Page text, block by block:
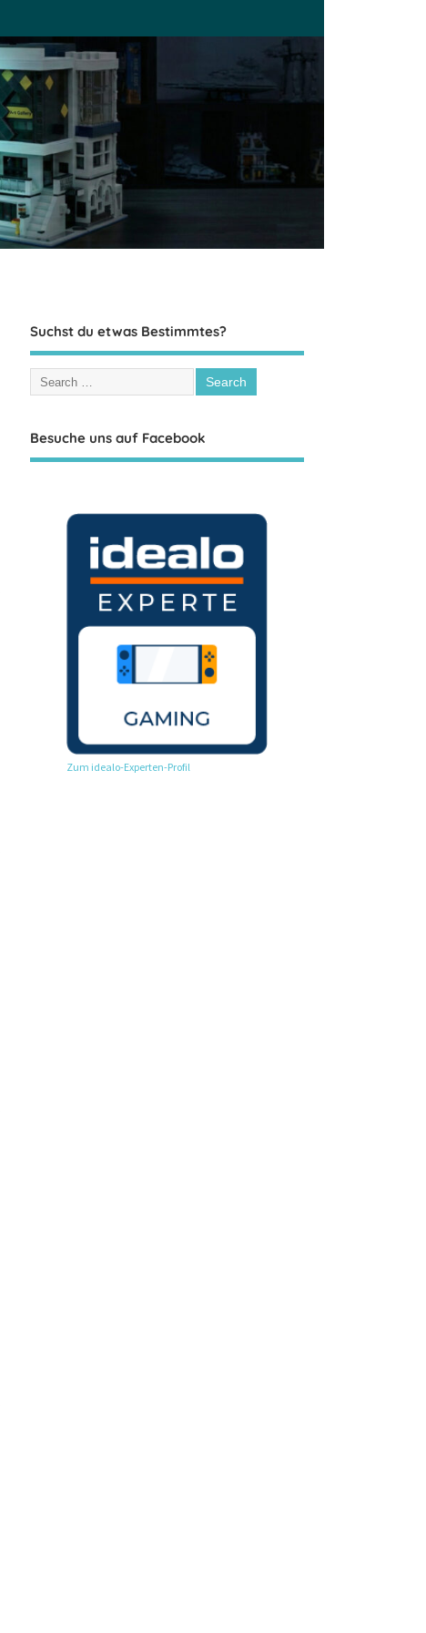
Suchst du etwas Bestimmtes?
Besuche uns auf Facebook
Zum idealo-Experten-Profil